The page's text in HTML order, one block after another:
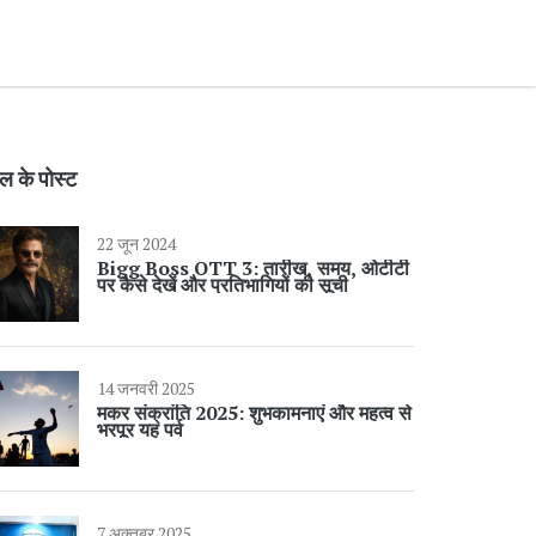
के पोस्ट
22 जून 2024
Bigg Boss OTT 3: तारीख, समय, ओटीटी
पर कैसे देखें और प्रतिभागियों की सूची
14 जनवरी 2025
मकर संक्रांति 2025: शुभकामनाएं और महत्व से
भरपूर यह पर्व